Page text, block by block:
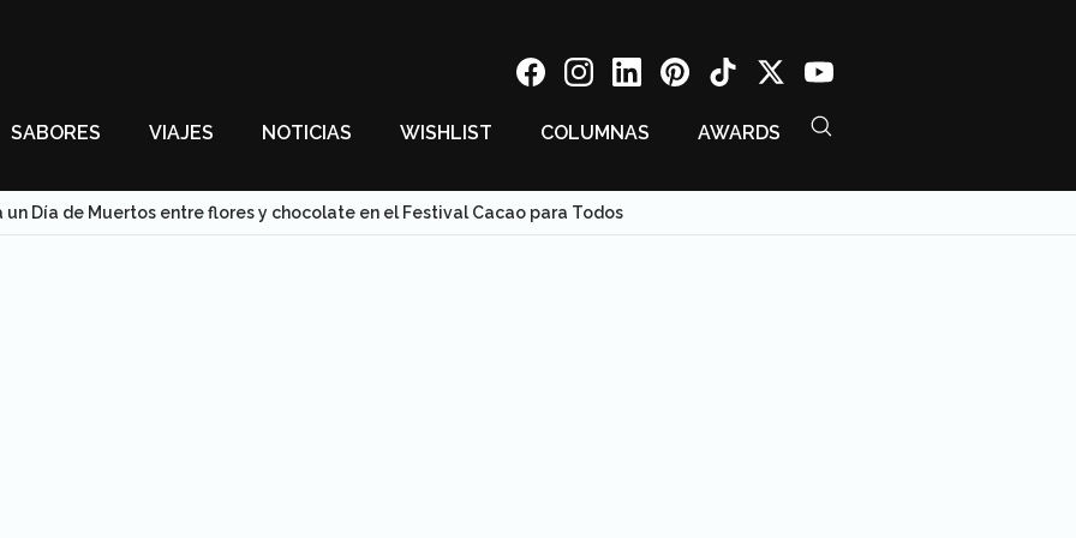
SABORES VIAJES NOTICIAS WISHLIST COLUMNAS AWARDS
un Día de Muertos entre flores y chocolate en el Festival Cacao para Todos